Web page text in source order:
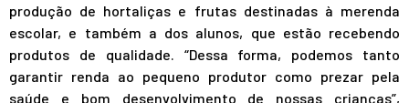
produção de hortaliças e frutas destinadas à merenda
escolar, e também a dos alunos, que estão recebendo
produtos de qualidade. “Dessa forma, podemos tanto
garantir renda ao pequeno produtor como prezar pela
saúde e bom desenvolvimento de nossas crianças”,